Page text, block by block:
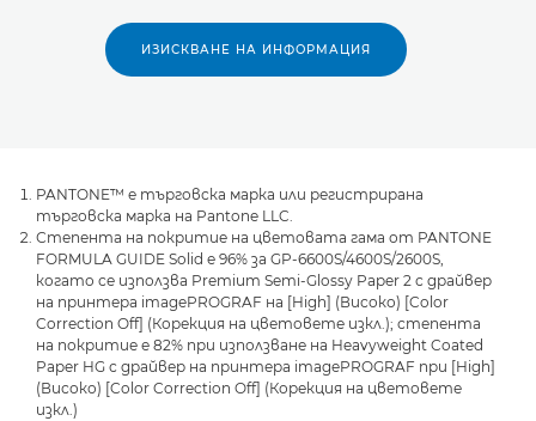
ИЗИСКВАНЕ НА ИНФОРМАЦИЯ
PANTONE™ е търговска марка или регистрирана
търговска марка на Pantone LLC.
Степента на покритие на цветовата гама от PANTONE
FORMULA GUIDE Solid е 96% за GP-6600S/4600S/2600S,
когато се използва Premium Semi-Glossy Paper 2 с драйвер
на принтера imagePROGRAF на [High] (Високо) [Color
Correction Off] (Корекция на цветовете изкл.); степента
на покритие е 82% при използване на Heavyweight Coated
Paper HG с драйвер на принтера imagePROGRAF при [High]
(Високо) [Color Correction Off] (Корекция на цветовете
изкл.)